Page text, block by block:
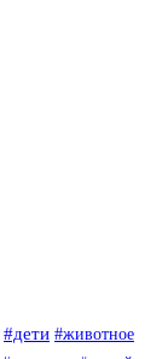
#дети #животное